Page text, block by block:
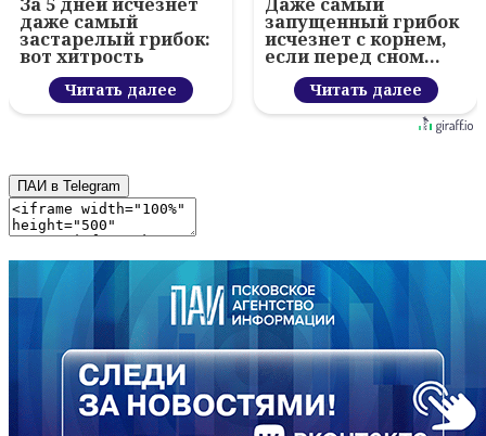
За 5 дней исчезнет
даже самый
застарелый грибок:
вот хитрость
Читать далее
Даже самый
запущенный грибок
исчезнет с корнем,
если перед сном…
Читать далее
ПАИ в Telegram